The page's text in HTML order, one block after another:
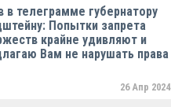
в телеграмме губернатору
Попытки запрета
крайне удивляют и
Вам не нарушать права
26 Апр 2024